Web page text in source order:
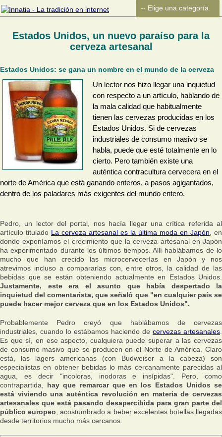
Estados Unidos, un nuevo paraíso para la
cerveza artesanal
Estados Unidos: se gana un nombre en el mundo de la cerveza
Un lector nos hizo llegar una inquietud
con respecto a un artículo, hablando de
la mala calidad que habitualmente
tienen las cervezas producidas en los
Estados Unidos. Si de cervezas
industriales de consumo masivo se
habla, puede que esté totalmente en lo
cierto. Pero también existe una
auténtica contracultura cervecera en el
norte de América que está ganando enteros, a pasos agigantados,
dentro de los paladares más exigentes del mundo entero.
Pedro, un lector del portal, nos hacía llegar una crítica referida al
artículo titulado La cerveza artesanal es la última moda en Japón , en
donde exponíamos el crecimiento que la cerveza artesanal en Japón
ha experimentado durante los últimos tiempos. Allí hablábamos de lo
mucho que han crecido las microcervecerías en Japón y nos
atrevimos incluso a compararlas con, entre otros, la calidad de las
bebidas que se están obteniendo actualmente en Estados Unidos.
Justamente, este era el asunto que había despertado la
inquietud del comentarista, que señaló que "en cualquier país se
puede hacer mejor cerveza que en los Estados Unidos".
Probablemente Pedro creyó que hablábamos de cervezas
industriales, cuando lo estábamos haciendo de cervezas artesanales
Es que sí, en ese aspecto, cualquiera puede superar a las cervezas
de consumo masivo que se producen en el Norte de América. Claro
está, las lagers americanas (con Budweiser a la cabeza) son
especialistas en obtener bebidas lo más cercanamente parecidas al
agua, es decir "incoloras, inodoras e insípidas". Pero, como
contrapartida, hay que remarcar que en los Estados Unidos se
está viviendo una auténtica revolución en materia de cervezas
artesanales que está pasando desapercibida para gran parte del
público europeo , acostumbrado a beber excelentes botellas llegadas
desde territorios mucho más cercanos.